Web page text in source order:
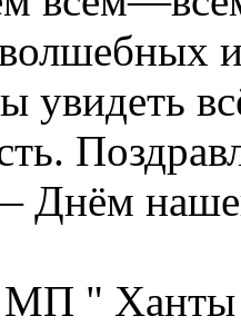
увидеть
Днём
" Ханты